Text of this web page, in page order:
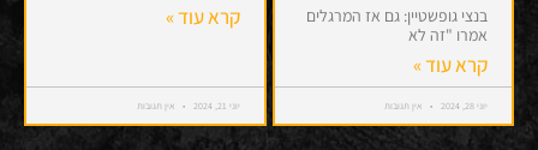
בנצי גופשטיין: גם אז המרגלים
אמרו "זה לא
קרא עוד »
יוני 28, 2024 אין תגובות
קרא עוד »
יוני 21, 2024 אין תגובות